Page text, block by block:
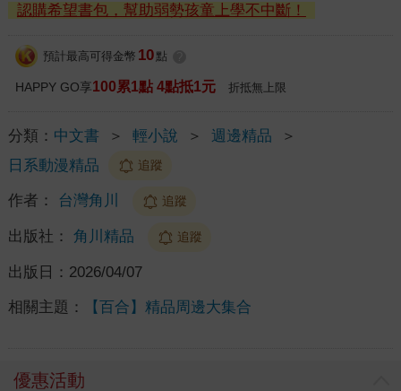
認購希望書包，幫助弱勢孩童上學不中斷！
預計最高可得金幣 10 點
HAPPY GO享100累1點 4點抵1元 折抵無上限
分類： 中文書 ＞ 輕小說 ＞ 週邊精品
＞
日系動漫精品
追蹤
作者： 台灣角川 追蹤
出版社： 角川精品 追蹤
出版日： 2026/04/07
相關主題： 【百合】精品周邊大集合
優惠活動